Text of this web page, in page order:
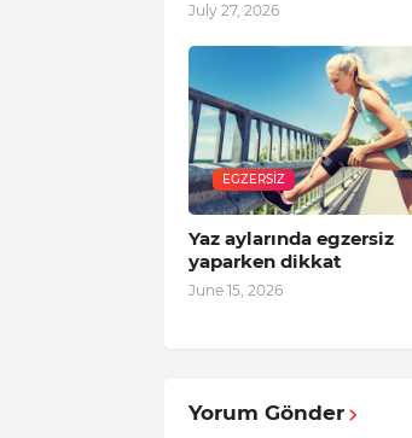
July 27, 2026
EGZERSIZ
Yaz aylarında egzersiz
yaparken dikkat
June 15, 2026
Yorum Gönder